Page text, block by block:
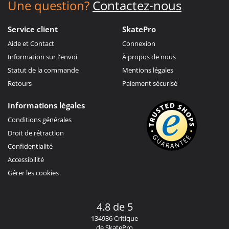
Une question? Contactez-nous
Service client
Aide et Contact
Information sur l'envoi
Statut de la commande
Retours
SkatePro
Connexion
À propos de nous
Mentions légales
Paiement sécurisé
Informations légales
Conditions générales
Droit de rétraction
Confidentialité
Accessibilité
Gérer les cookies
4.8 de 5
134936 Critique